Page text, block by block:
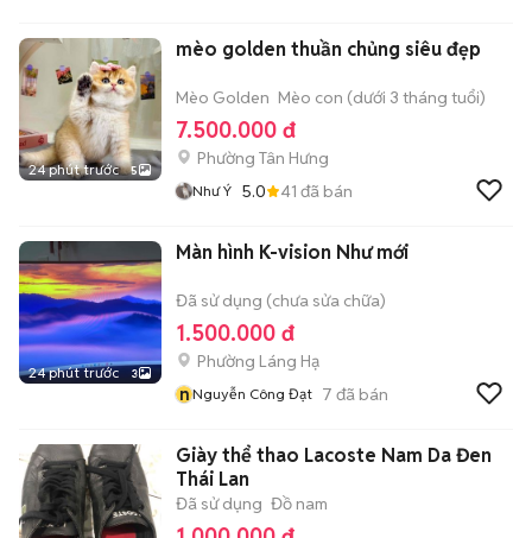
24 phút trước 5
mèo golden thuần chủng siêu đẹp
Mèo Golden Mèo con (dưới 3 tháng tuổi)
7.500.000 đ
Phường Tân Hưng
Như Ý 5.0 41 đã bán
24 phút trước 3
Màn hình K-vision Như mới
Đã sử dụng (chưa sửa chữa)
1.500.000 đ
Phường Láng Hạ
nNguyễn Công Đạt 7 đã bán
Giày thể thao Lacoste Nam Da Đen
Thái Lan
Đã sử dụng Đồ nam